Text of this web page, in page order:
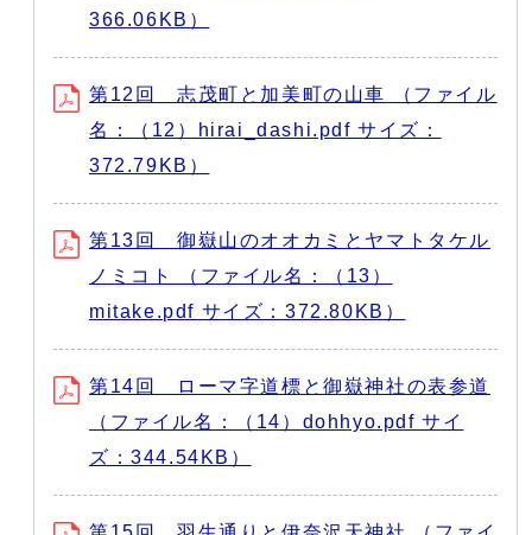
366.06KB）
第12回 志茂町と加美町の山車 （ファイル
名：（12）hirai_dashi.pdf サイズ：
372.79KB）
第13回 御嶽山のオオカミとヤマトタケル
ノミコト （ファイル名：（13）
mitake.pdf サイズ：372.80KB）
第14回 ローマ字道標と御嶽神社の表参道
（ファイル名：（14）dohhyo.pdf サイ
ズ：344.54KB）